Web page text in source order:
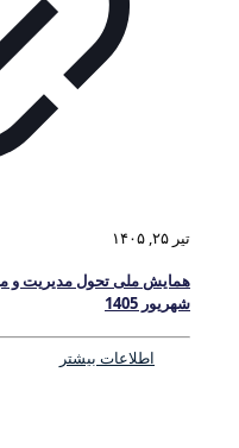
تیر ۲۵, ۱۴۰۵
همایش ملی تحول مدیریت و
شهریور 1405
اطلاعات بیشتر